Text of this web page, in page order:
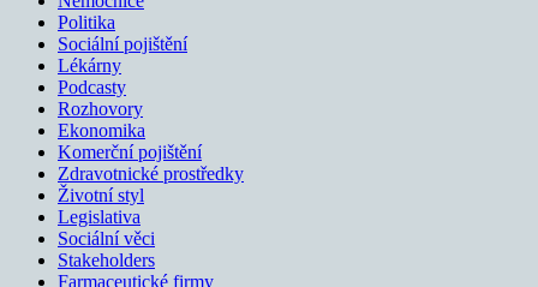
Politika
Sociální pojištění
Lékárny
Podcasty
Rozhovory
Ekonomika
Komerční pojištění
Zdravotnické prostředky
Životní styl
Legislativa
Sociální věci
Stakeholders
Farmaceutické firmy